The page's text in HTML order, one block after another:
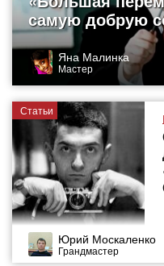
самую добрую
Яна Малинка
Мастер
Статьи
Юрий Москаленко
Грандмастер